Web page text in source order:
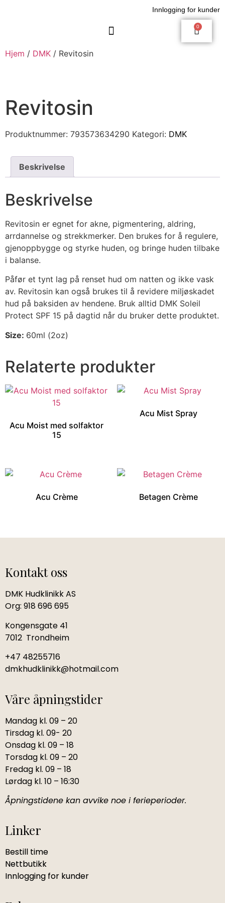
Innlogging for kunder
0
Hjem / DMK / Revitosin
Revitosin
Produktnummer: 793573634290 Kategori: DMK
Beskrivelse
Beskrivelse
Revitosin er egnet for akne, pigmentering, aldring,
arrdannelse og strekkmerker. Den brukes for å regulere,
gjenoppbygge og styrke huden, og bringe huden tilbake
i balanse.
Påfør et tynt lag på renset hud om natten og ikke vask
av. Revitosin kan også brukes til å revidere miljøskadet
hud på baksiden av hendene. Bruk alltid DMK Soleil
Protect SPF 15 på dagtid når du bruker dette produktet.
Size: 60ml (2oz)
Relaterte produkter
Acu Moist med solfaktor
15
Acu Mist Spray
Acu Crème Betagen Crème
Kontakt oss
DMK Hudklinikk AS
Org: 918 696 695
Kongensgate 41
7012 Trondheim
+47 48255716
dmkhudklinikk@hotmail.com
Våre åpningstider
Mandag kl. 09 – 20
Tirsdag kl. 09- 20
Onsdag kl. 09 – 18
Torsdag kl. 09 – 20
Fredag kl. 09 – 18
Lørdag kl. 10 – 16:30
Åpningstidene kan avvike noe i ferieperioder.
Linker
Bestill time
Nettbutikk
Innlogging for kunder